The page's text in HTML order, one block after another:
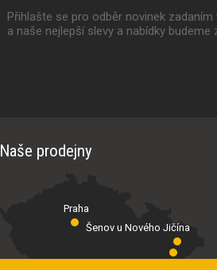
Přihlašte se pro odběr novinek
a naše nejlepší slevy a nabídky budeme
Naše prodejny
Praha
Šenov u Nového Jičína